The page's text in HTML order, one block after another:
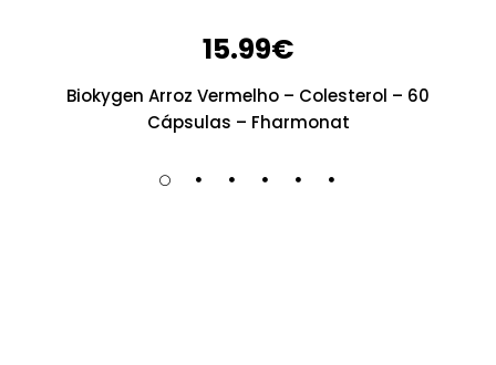
15.99€
Biokygen Arroz Vermelho – Colesterol – 60
Cápsulas – Fharmonat